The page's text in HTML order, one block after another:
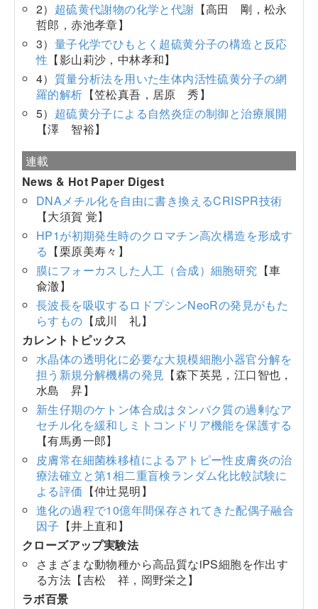
2） 超硫黄代謝物の化学と代謝 【高田 剛，松永
哲郎，赤池孝章】
3） 量子化学でひもとく超硫黄分子の構造と反応
性 【影山莉沙，中林孝和】
4） 質量分析法を用いた生体内活性硫黄分子の網
羅的解析 【笠松真吾，居原 秀】
5） 超硫黄分子による自然炎症の制御と治療展開
【澤 智裕】
連載
News & Hot Paper Digest
DNAメチル化を自由に書き換えるCRISPR技術
【大須賀 覚】
HP1が初期発生時のクロマチン高次構造を形成す
る 【栗原美寿々】
膜にフォーカスした人工（合成）細胞研究 【車
兪澈】
長波長を吸収するロドプシンNeoRの発見がもた
らすもの 【成川 礼】
カレントトピックス
水晶体の透明化に必要な大規模細胞小器官分解を
担う新規分解機構の発見 【森下英晃，江口智也，
水島 昇】
新生仔期のケトン体合成はタンパク質の過剰なア
セチル化を緩和しミトコンドリア機能を保護する
【有馬勇一郎】
皮膚常在細菌株移植によるアトピー性皮膚炎の治
療法確立と第1相二重盲検ランダム化比較試験に
よる評価 【仲辻晃明】
進化の過程で10億年間保存されてきた配偶子融合
因子 【井上直和】
クローズアップ実験法
さまざまな動物種から高品質なiPS細胞を作出す
る方法【吉松 祥，岡野栄之】
ラボ百景